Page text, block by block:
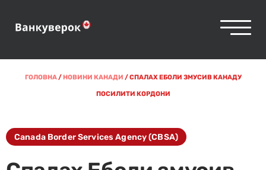
ГОЛОВНА/НОВИНИ КАНАДИ /СПАЛАХ ЕБОЛИ ЗМУСИВ КАНАДУ
ПОСИЛИТИ КОРДОНИ
Canada Border Services Agency (CBSA)